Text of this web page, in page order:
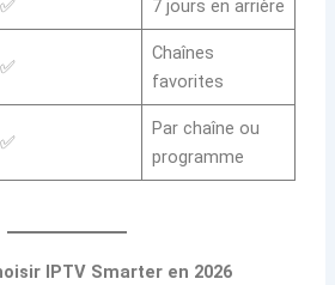
✅ 7 jours en arrière
✅
Chaînes
favorites
✅
Par chaîne ou
programme
IPTV Smarter en 2026